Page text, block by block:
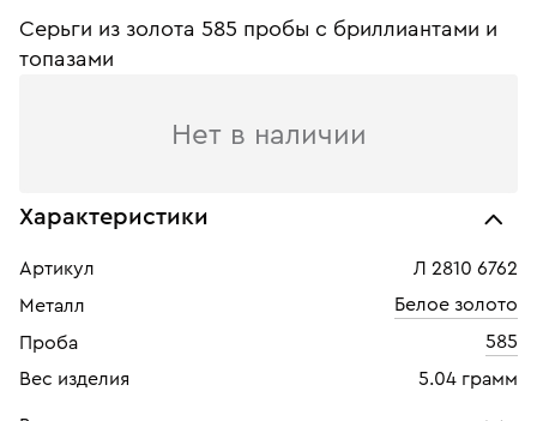
Серьги из золота 585 пробы c бриллиантами и
топазами
Нет в наличии
Характеристики
Артикул
Л 2810 6762
Металл
Белое золото
Проба
585
Вес изделия
5.04 грамм